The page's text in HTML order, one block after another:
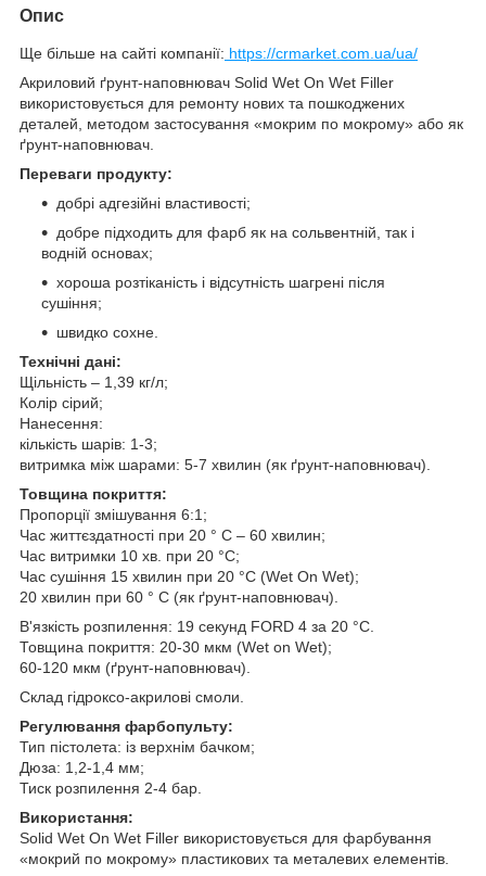
Опис
Ще більше на сайті компанії: https://crmarket.com.ua/ua/
Акриловий ґрунт-наповнювач Solid Wet On Wet Filler
використовується для ремонту нових та пошкоджених
деталей, методом застосування «мокрим по мокрому» або як
ґрунт-наповнювач.
Переваги продукту:
добрі адгезійні властивості;
добре підходить для фарб як на сольвентній, так і
водній основах;
хороша розтіканість і відсутність шагрені після
сушіння;
швидко сохне.
Технічні дані:
Щільність – 1,39 кг/л;
Колір сірий;
Нанесення:
кількість шарів: 1-3;
витримка між шарами: 5-7 хвилин (як ґрунт-наповнювач).
Товщина покриття:
Пропорції змішування 6:1;
Час життєздатності при 20 ° С – 60 хвилин;
Час витримки 10 хв. при 20 °C;
Час сушіння 15 хвилин при 20 °C (Wet On Wet);
20 хвилин при 60 ° С (як ґрунт-наповнювач).
В'язкість розпилення: 19 секунд FORD 4 за 20 °С.
Товщина покриття: 20-30 мкм (Wet on Wet);
60-120 мкм (ґрунт-наповнювач).
Склад гідроксо-акрилові смоли.
Регулювання фарбопульту:
Тип пістолета: із верхнім бачком;
Дюза: 1,2-1,4 мм;
Тиск розпилення 2-4 бар.
Використання:
Solid Wet On Wet Filler використовується для фарбування
«мокрий по мокрому» пластикових та металевих елементів.